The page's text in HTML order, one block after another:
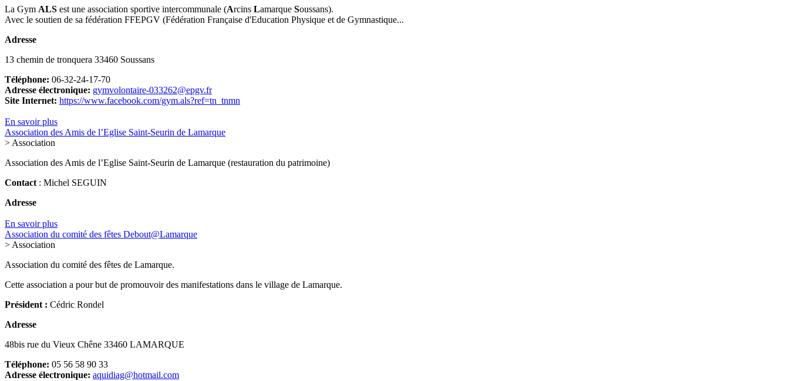
La Gym ALS est une association sportive intercommunale (Arcins Lamarque Soussans).
Avec le soutien de sa fédération FFEPGV (Fédération Française d'Education Physique et de Gymnastique...
Adresse
13 chemin de tronquera 33460 Soussans
Téléphone: 06-32-24-17-70
Adresse électronique: gymvolontaire-033262@epgv.fr
Site Internet: https://www.facebook.com/gym.als?ref=tn_tnmn
En savoir plus
Association des Amis de l’Eglise Saint-Seurin de Lamarque
> Association
Association des Amis de l’Eglise Saint-Seurin de Lamarque (restauration du patrimoine)
Contact : Michel SEGUIN
Adresse
En savoir plus
Association du comité des fêtes Debout@Lamarque
> Association
Association du comité des fêtes de Lamarque.
Cette association a pour but de promouvoir des manifestations dans le village de Lamarque.
Président : Cédric Rondel
Adresse
48bis rue du Vieux Chêne 33460 LAMARQUE
Téléphone: 05 56 58 90 33
Adresse électronique: aquidiag@hotmail.com